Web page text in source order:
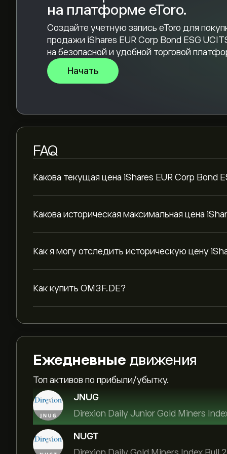
на платформе eToro.
Создайте учетную запись eToro для
продажи iShares EUR Corp Bond ESG
на безопасной и удобной торговой
Начать
FAQ
Какова текущая цена iShares EUR Corp Bond
Какова историческая максимальная цена
Как я могу отследить историческую цену
Как купить OM3F.DE?
Ежедневные движения
Топ активов по прибыли/убытку.
JNUG
Direxion Daily Junior Gold Miners
NUGT